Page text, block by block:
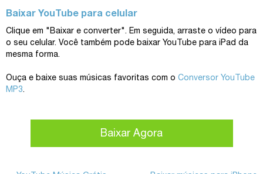
Baixar YouTube para celular
Clique em "Baixar e converter". Em seguida, arraste o vídeo para
o seu celular. Você também pode baixar YouTube para iPad da
mesma forma.
Ouça e baixe suas músicas favoritas com o Conversor YouTube
MP3.
Baixar Agora